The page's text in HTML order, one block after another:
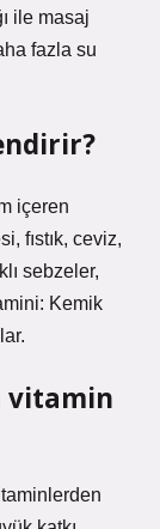
ile masaj
fazla su
içeren
fıstık, ceviz,
sebzeler,
Kemik
vitamin